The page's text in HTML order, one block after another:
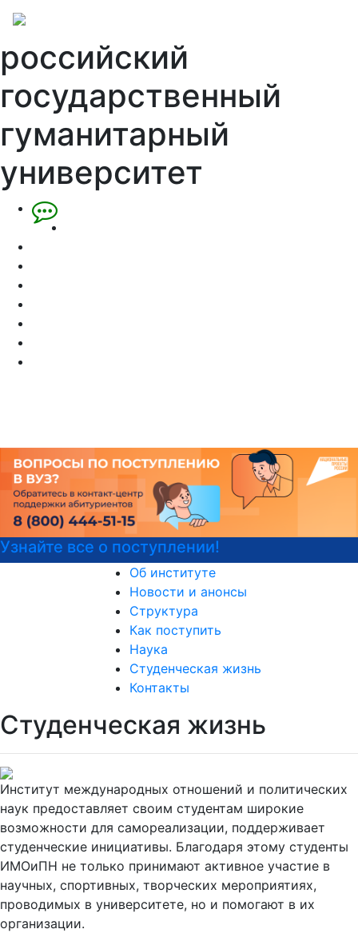
российский
государственный
гуманитарный
университет
все о поступлении!
Об институте
Новости и анонсы
Структура
Как поступить
Наука
Студенческая жизнь
Контакты
Студенческая жизнь
Институт международных отношений и политических
наук предоставляет своим студентам широкие
возможности для самореализации, поддерживает
студенческие инициативы. Благодаря этому студенты
ИМОиПН не только принимают активное участие в
научных, спортивных, творческих мероприятиях,
проводимых в университете, но и помогают в их
организации.